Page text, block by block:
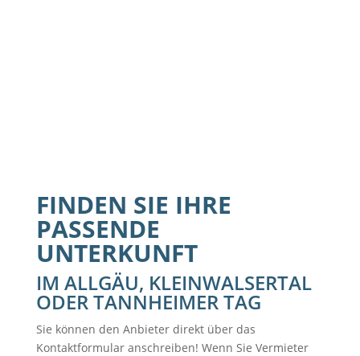
FINDEN SIE IHRE
PASSENDE
UNTERKUNFT
IM ALLGÄU, KLEINWALSERTAL
ODER TANNHEIMER TAG
Sie können den Anbieter direkt über das
Kontaktformular anschreiben! Wenn Sie Vermieter